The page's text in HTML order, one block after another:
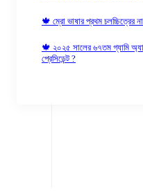
🍁 ম্রো ভাষার প্রথম চলচ্চিত্রের
🍁 ২০২৫ সালের ৬৭তম গ্যামি
প্রেসিডেন্ট ?